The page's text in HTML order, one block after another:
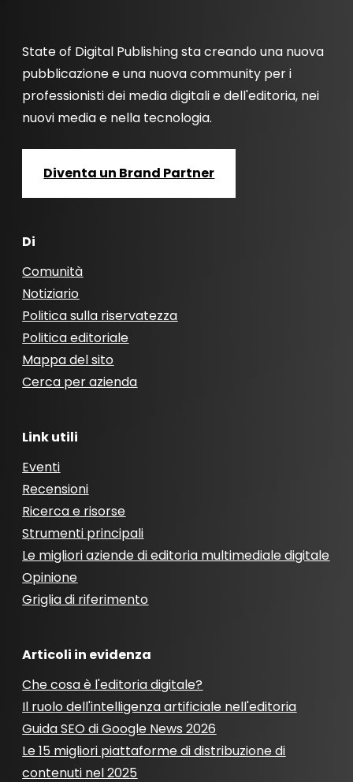
State of Digital Publishing sta creando una nuova
pubblicazione e una nuova community per i
professionisti dei media digitali e dell'editoria, nei
nuovi media e nella tecnologia.
Diventa un Brand Partner
Di
Comunità
Notiziario
Politica sulla riservatezza
Politica editoriale
Mappa del sito
Cerca per azienda
Link utili
Eventi
Recensioni
Ricerca e risorse
Strumenti principali
Le migliori aziende di editoria multimediale digitale
Opinione
Griglia di riferimento
Articoli in evidenza
Che cosa è l'editoria digitale?
Il ruolo dell'intelligenza artificiale nell'editoria
Guida SEO di Google News 2026
Le 15 migliori piattaforme di distribuzione di
contenuti nel 2025